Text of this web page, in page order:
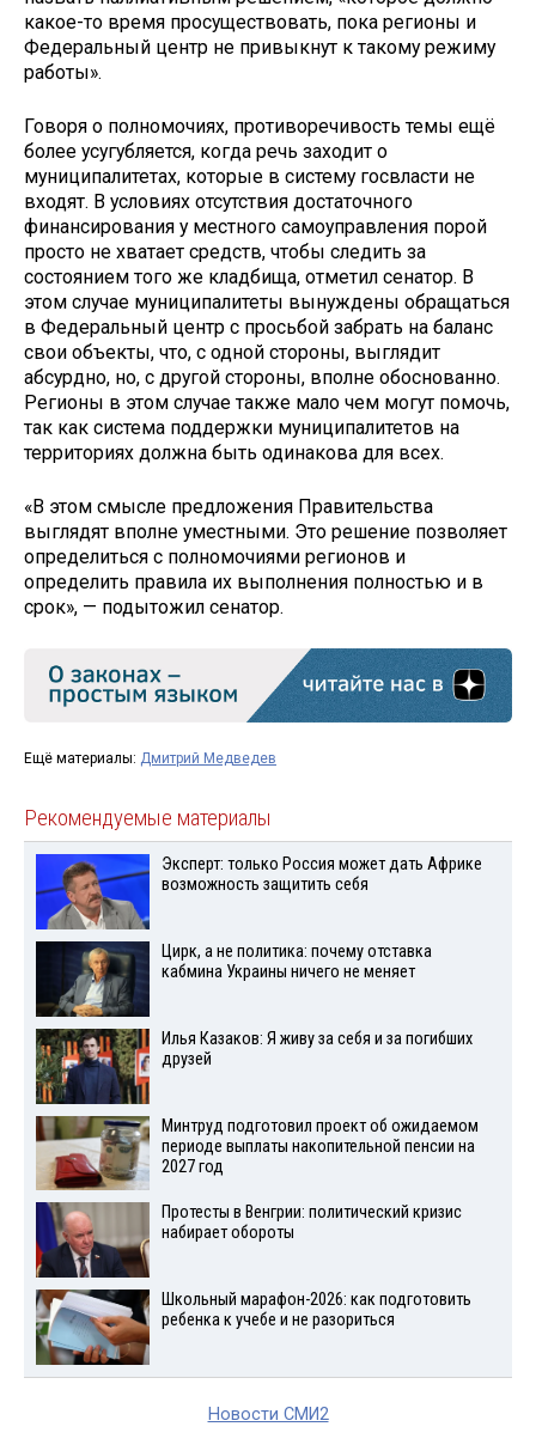
какое-то время просуществовать, пока регионы и
Федеральный центр не привыкнут к такому режиму
работы».
Говоря о полномочиях, противоречивость темы ещё
более усугубляется, когда речь заходит о
муниципалитетах, которые в систему госвласти не
входят. В условиях отсутствия достаточного
финансирования у местного самоуправления порой
просто не хватает средств, чтобы следить за
состоянием того же кладбища, отметил сенатор. В
этом случае муниципалитеты вынуждены обращаться
в Федеральный центр с просьбой забрать на баланс
свои объекты, что, с одной стороны, выглядит
абсурдно, но, с другой стороны, вполне обоснованно.
Регионы в этом случае также мало чем могут помочь,
так как система поддержки муниципалитетов на
территориях должна быть одинакова для всех.
«В этом смысле предложения Правительства
выглядят вполне уместными. Это решение позволяет
определиться с полномочиями регионов и
определить правила их выполнения полностью и в
срок», — подытожил сенатор.
Ещё материалы: Дмитрий Медведев
Рекомендуемые материалы
Эксперт: только Россия может дать Африке
возможность защитить себя
Цирк, а не политика: почему отставка
кабмина Украины ничего не меняет
Илья Казаков: Я живу за себя и за погибших
друзей
Минтруд подготовил проект об ожидаемом
периоде выплаты накопительной пенсии на
2027 год
Протесты в Венгрии: политический кризис
набирает обороты
Школьный марафон-2026: как подготовить
ребенка к учебе и не разориться
Новости СМИ2